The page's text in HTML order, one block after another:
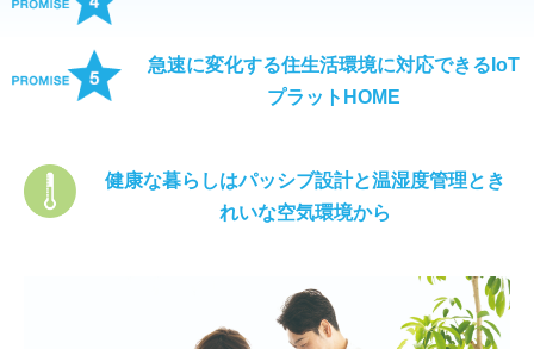
急速に変化する住生活環境に対応できるIoT
プラットHOME
健康な暮らしはパッシブ設計と温湿度管理とき
れいな空気環境から